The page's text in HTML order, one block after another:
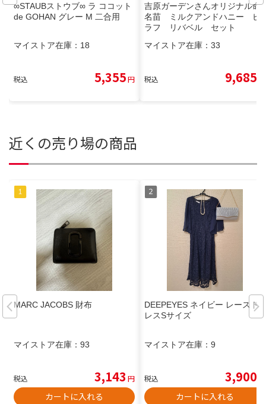
∞STAUBストウブ∞ ラ ココット
de GOHAN グレー M 二合用
マイストア在庫： 18
税込 5,355円
吉原ガーデンさんオリジナル命
名苗 ミルクアンドハニー ピ
ラフ リバベル セット
マイストア在庫： 33
税込 9,685
近くの売り場の商品
MARC JACOBS 財布
マイストア在庫： 93
税込 3,143 円
カートに入れる
DEEPEYES ネイビー レースド
レスSサイズ
マイストア在庫： 9
税込 3,900
カートに入れる